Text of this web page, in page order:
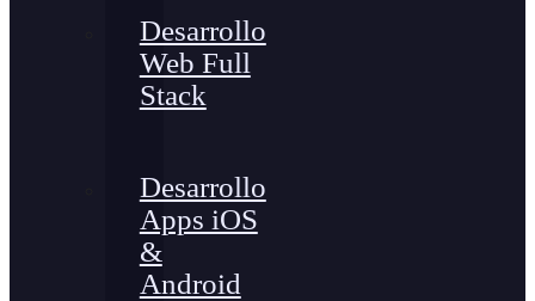
Desarrollo
Web Full
Stack
Desarrollo
Apps iOS
&
Android